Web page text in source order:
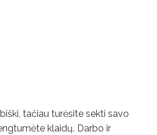
tačiau turėsite sekti savo
klaidų. Darbo ir